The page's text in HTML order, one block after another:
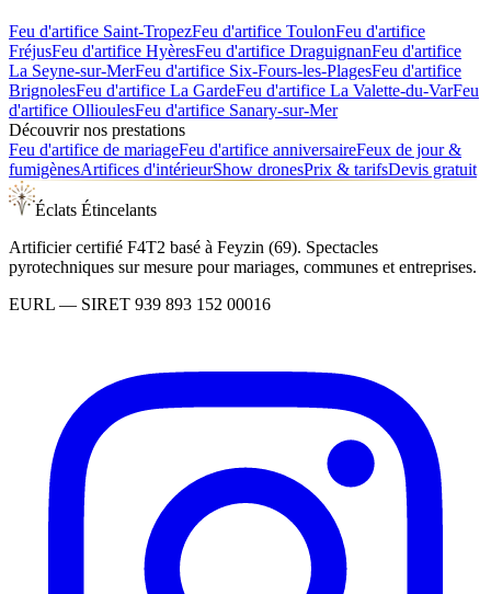
Feu d'artifice Saint-TropezFeu d'artifice ToulonFeu d'artifice
FréjusFeu d'artifice HyèresFeu d'artifice DraguignanFeu d'artifice
La Seyne-sur-MerFeu d'artifice Six-Fours-les-PlagesFeu d'artifice
BrignolesFeu d'artifice La GardeFeu d'artifice La Valette-du-VarFeu
d'artifice OllioulesFeu d'artifice Sanary-sur-Mer
Découvrir nos prestations
Feu d'artifice de mariageFeu d'artifice anniversaireFeux de jour &
fumigènesArtifices d'intérieurShow dronesPrix & tarifsDevis gratuit
Éclats Étincelants
Artificier certifié F4T2 basé à Feyzin (69). Spectacles
pyrotechniques sur mesure pour mariages, communes et entreprises.
EURL — SIRET 939 893 152 00016